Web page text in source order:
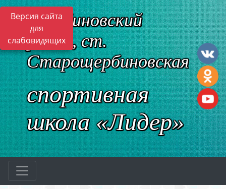
Версия сайта
для
слабовидящих
Щербиновский
район, ст.
Старощербиновская
спортивная
школа «Лидер»